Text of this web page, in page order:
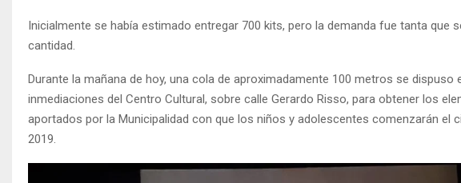
Inicialmente se había estimado entregar 700 kits, pero la demanda fue tanta que
cantidad.
Durante la mañana de hoy, una cola de aproximadamente 100 metros se dispuso
inmediaciones del Centro Cultural, sobre calle Gerardo Risso, para obtener los
aportados por la Municipalidad con que los niños y adolescentes comenzarán el
2019.